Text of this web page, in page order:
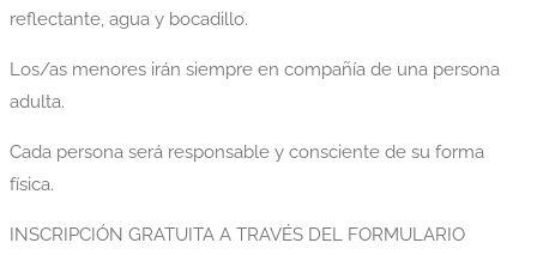
reflectante, agua y bocadillo.
Los/as menores irán siempre en compañía de una persona
adulta.
Cada persona será responsable y consciente de su forma
física.
INSCRIPCIÓN GRATUITA A TRAVÉS DEL FORMULARIO